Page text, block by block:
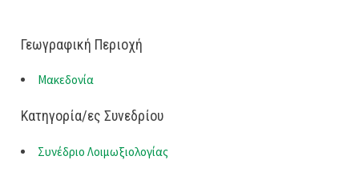
Γεωγραφική Περιοχή
Μακεδονία
Κατηγορία/ες Συνεδρίου
Συνέδριο Λοιμωξιολογίας